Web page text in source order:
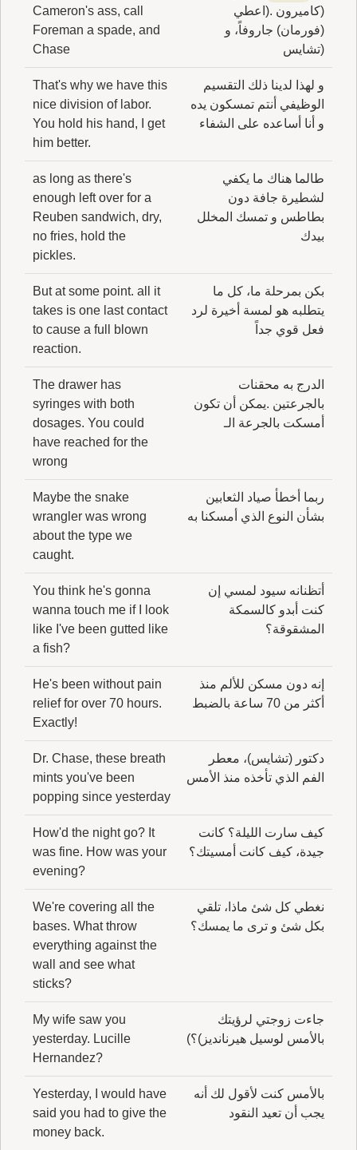
(كاميرون .(اعطي
(فورمان) جاروفاً، و
(تشايس
Cameron's ass, call
Foreman a spade, and
Chase
و لهذا لدينا ذلك التقسيم
الوظيفي أنتم تمسكون يده
و أنا أساعده على الشفاء
That's why we have this
nice division of labor.
You hold his hand, I get
him better.
طالما هناك ما يكفي
لشطيرة جافة دون
بطاطس و تمسك المخلل
بيدك
as long as there's
enough left over for a
Reuben sandwich, dry,
no fries, hold the
pickles.
بكن بمرحلة ما، كل ما
يتطلبه هو لمسة أخيرة لرد
فعل قوي جداً
But at some point. all it
takes is one last contact
to cause a full blown
reaction.
الدرج به محقنات
بالجرعتين .يمكن أن تكون
أمسكت بالجرعة الـ
The drawer has
syringes with both
dosages. You could
have reached for the
wrong
ربما أخطأ صياد الثعابين
بشأن النوع الذي أمسكنا به
Maybe the snake
wrangler was wrong
about the type we
caught.
أتظنانه سيود لمسي إن
كنت أبدو كالسمكة
المشقوقة؟
You think he's gonna
wanna touch me if I look
like I've been gutted like
a fish?
إنه دون مسكن للألم منذ
أكثر من 70 ساعة بالضبط
He's been without pain
relief for over 70 hours.
Exactly!
دكتور (تشايس)، معطر
الفم الذي تأخذه منذ الأمس
Dr. Chase, these breath
mints you've been
popping since yesterday
كيف سارت الليلة؟ كانت
جيدة، كيف كانت أمسيتك؟
How'd the night go? It
was fine. How was your
evening?
نغطي كل شئ ماذا، تلقي
بكل شئ و ترى ما يمسك؟
We're covering all the
bases. What throw
everything against the
wall and see what
sticks?
جاءت زوجتي لرؤيتك
بالأمس لوسيل هيرنانديز)؟)
My wife saw you
yesterday. Lucille
Hernandez?
بالأمس كنت لأقول لك أنه
يجب أن تعيد النقود
Yesterday, I would have
said you had to give the
money back.